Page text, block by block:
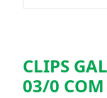
CLIPS
03/0